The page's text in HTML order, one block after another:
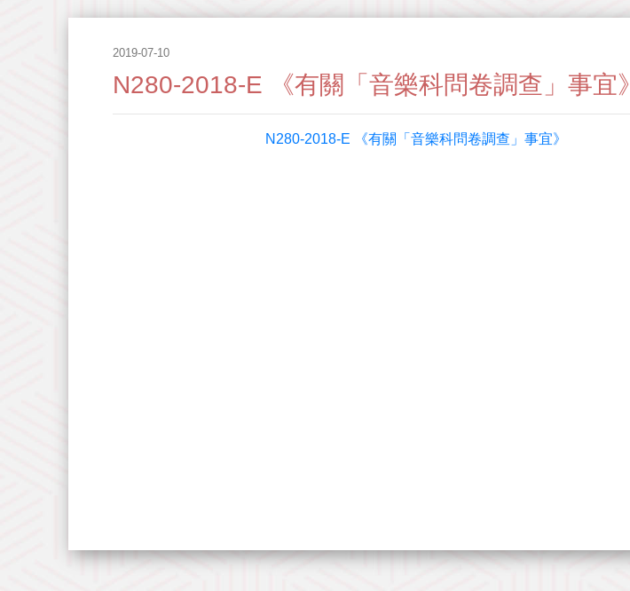
2019-07-10
N280-2018-E 《有關「音樂科問卷調查」事宜》
N280-2018-E 《有關「音樂科問卷調查」事宜》